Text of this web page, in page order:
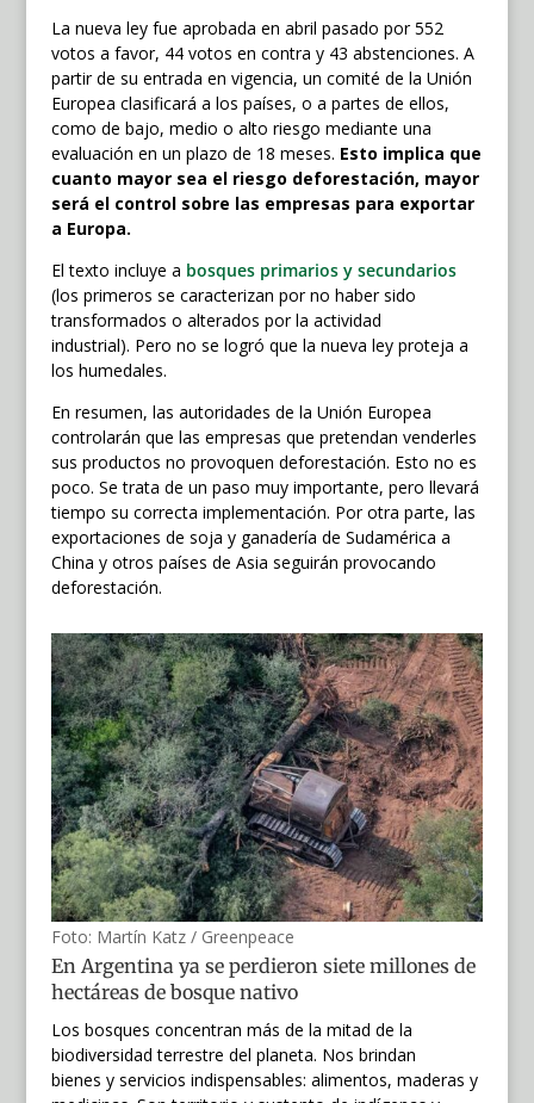
La nueva ley fue aprobada en abril pasado por 552
votos a favor, 44 votos en contra y 43 abstenciones. A
partir de su entrada en vigencia, un comité de la Unión
Europea clasificará a los países, o a partes de ellos,
como de bajo, medio o alto riesgo mediante una
evaluación en un plazo de 18 meses. Esto implica que
cuanto mayor sea el riesgo deforestación, mayor
será el control sobre las empresas para exportar
a Europa.
El texto incluye a bosques primarios y secundarios
(los primeros se caracterizan por no haber sido
transformados o alterados por la actividad
industrial). Pero no se logró que la nueva ley proteja a
los humedales.
En resumen, las autoridades de la Unión Europea
controlarán que las empresas que pretendan venderles
sus productos no provoquen deforestación. Esto no es
poco. Se trata de un paso muy importante, pero llevará
tiempo su correcta implementación. Por otra parte, las
exportaciones de soja y ganadería de Sudamérica a
China y otros países de Asia seguirán provocando
deforestación.
Foto: Martín Katz / Greenpeace
En Argentina ya se perdieron siete millones de
hectáreas de bosque nativo
Los bosques concentran más de la mitad de la
biodiversidad terrestre del planeta. Nos brindan
bienes y servicios indispensables: alimentos, maderas y